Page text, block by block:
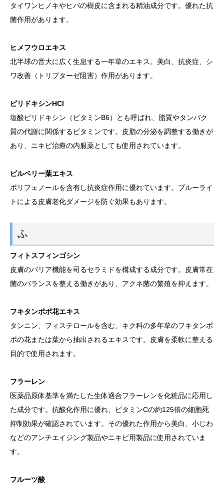
タイワンヒノキやヒバの樹皮に含まれる精油成分です。優れた抗
菌作用があります。
ヒメフウロエキス
北半球の音大に広く生息する一年草のエキス。美白、抗炎症、シ
ワ改善（トリプターゼ阻害）作用があります。
ピリドキシンHCl
塩酸ピリドキシン（ビタミンB6）とも呼ばれ、脂質やタンパク
質の代謝に関係するビタミンです。皮脂の分泌を調整する働きが
あり、ニキビ治療の内服薬としても使用されています。
ビルベリー葉エキス
ポリフェノールを含有し抗炎症作用に優れています。ブルーライ
トによる皮膚老化ダメージを防ぐ効果もあります。
ふ
フィトスフィンゴシン
皮膚のバリア機能を司るセラミドを構成する成分です。皮膚常在
菌のバランスを整える働きがあり、アクネ菌の繁殖を抑えます。
フキタンポポ花エキス
タンニン、フィステロールを含む、キク科の多年草のフキタンポ
ポの花または葉から抽出されるエキスです。皮膚を柔軟に整える
目的で使用されます。
フラーレン
医薬品原体基準を満たした生体適合フラーレンを化粧品に応用し
た成分です。抗酸化作用に優れ、ビタミンCの約125倍の細胞死
抑制効果が確認されています。その優れた作用から美白、小じわ
などのアンチエイジング製品やニキビ用製品に使用されていま
す。
フルーツ酸